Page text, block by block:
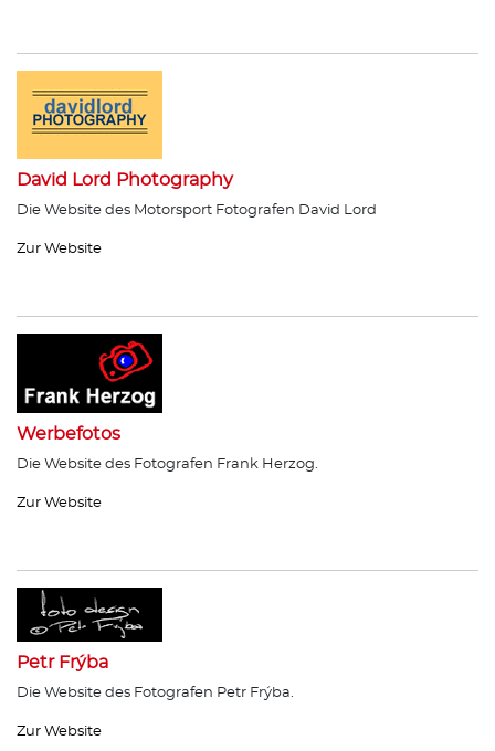
David Lord Photography
Die Website des Motorsport Fotografen David Lord
Zur Website
Werbefotos
Die Website des Fotografen Frank Herzog.
Zur Website
Petr Frýba
Die Website des Fotografen Petr Frýba.
Zur Website